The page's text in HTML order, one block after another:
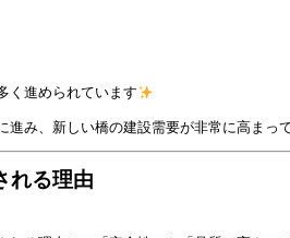
く進められています
進み、新しい橋の建設需要が非常に高まっ
れる理由